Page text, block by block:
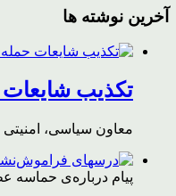
آخرین نوشته ها
تکذیب شایعات
معاون سیاسی، امنیتی
پیام درباره‌ی حماسه